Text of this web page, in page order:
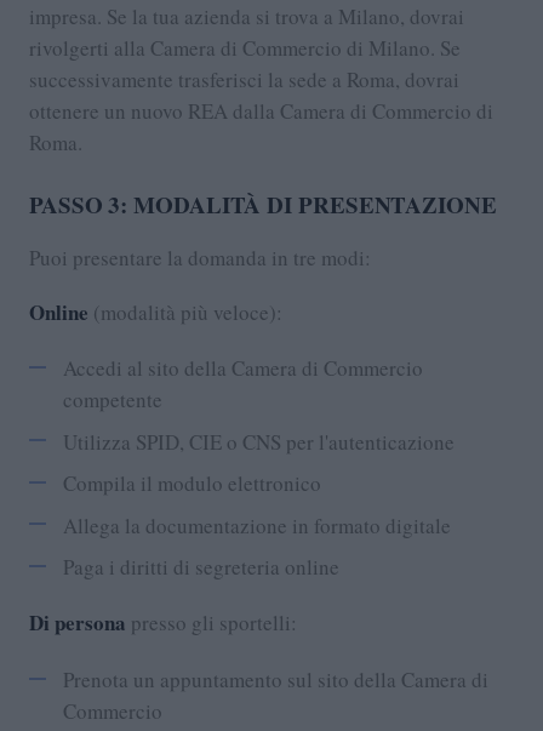
impresa. Se la tua azienda si trova a Milano, dovrai
rivolgerti alla Camera di Commercio di Milano. Se
successivamente trasferisci la sede a Roma, dovrai
ottenere un nuovo REA dalla Camera di Commercio di
Roma.
PASSO 3: MODALITÀ DI PRESENTAZIONE
Puoi presentare la domanda in tre modi:
Online (modalità più veloce):
Accedi al sito della Camera di Commercio
competente
Utilizza SPID, CIE o CNS per l'autenticazione
Compila il modulo elettronico
Allega la documentazione in formato digitale
Paga i diritti di segreteria online
Di persona presso gli sportelli:
Prenota un appuntamento sul sito della Camera di
Commercio